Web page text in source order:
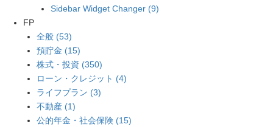
Sidebar Widget Changer (9)
FP
全般 (53)
預貯金 (15)
株式・投資 (350)
ローン・クレジット (4)
ライフプラン (3)
不動産 (1)
公的年金・社会保険 (15)